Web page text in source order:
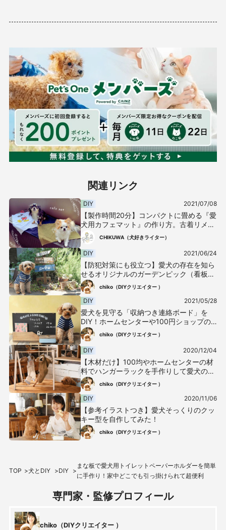
関連リンク
DIY 2021/07/08
【製作時間20分】コンパクトに畳める『愛
犬用カフェマット』の作り方。古着リメイ
クの簡単サスティナブルDIY
CHIKUWA（犬好きライター）
DIY 2021/06/24
【防犯対策にも役立つ】愛犬の存在を知ら
せるオリジナルのガーデンピック（看板）
を手作り♪chiko（DIYクリエイター ）
DIY 2021/05/28
愛犬を見守る「収納つき連絡ボード」を
DIY！ホームセンターや100円ショップの
材料で簡単に作れちゃう
chiko（DIYクリエイター ）
DIY 2020/12/04
【木材だけ】100均やホームセンターの材
料でハンガーラックを手作りして愛犬の洋
服を可愛く収納しよう！
chiko（DIYクリエイター ）
DIY 2020/11/06
【参考イラストつき】愛犬そっくりのクッ
キー型を自作してみた！
chiko（DIYクリエイター ）
TOP 犬とDIY DIY
まな板で愛犬用トイレットペーパーホルダーを簡単
に手作り！家中どこでも引っ掛けられて超便利
専門家・監修プロフィール
chiko（DIYクリエイター ）